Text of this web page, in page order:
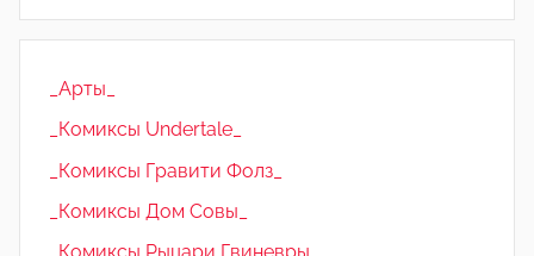
_Арты_
_Комиксы Undertale_
_Комиксы Гравити Фолз_
_Комиксы Дом Совы_